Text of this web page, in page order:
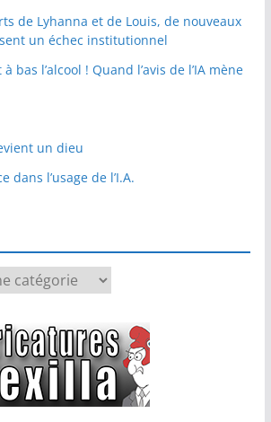
de Lyhanna et de Louis, de nouveaux
un échec institutionnel
bas l’alcool ! Quand l’avis de l’IA mène
un dieu
dans l’usage de l’I.A.